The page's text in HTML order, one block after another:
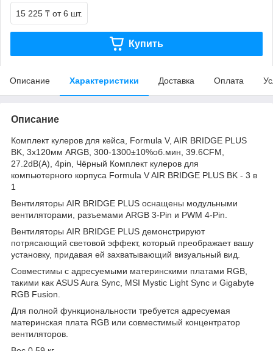
15 225 ₸ от 6 шт.
Купить
Описание Характеристики Доставка Оплата
Описание
Комплект кулеров для кейса, Formula V, AIR BRIDGE PLUS
BK, 3х120мм ARGB, 300-1300±10%об.мин, 39.6CFM,
27.2dB(A), 4pin, Чёрный Комплект кулеров для
компьютерного корпуса Formula V AIR BRIDGE PLUS BK - 3 в
1
Вентиляторы AIR BRIDGE PLUS оснащены модульными
вентиляторами, разъемами ARGB 3-Pin и PWM 4-Pin.
Вентиляторы AIR BRIDGE PLUS демонстрируют
потрясающий световой эффект, который преображает вашу
установку, придавая ей захватывающий визуальный вид.
Совместимы с адресуемыми материнскими платами RGB,
такими как ASUS Aura Sync, MSI Mystic Light Sync и Gigabyte
RGB Fusion.
Для полной функциональности требуется адресуемая
материнская плата RGB или совместимый концентратор
вентиляторов.